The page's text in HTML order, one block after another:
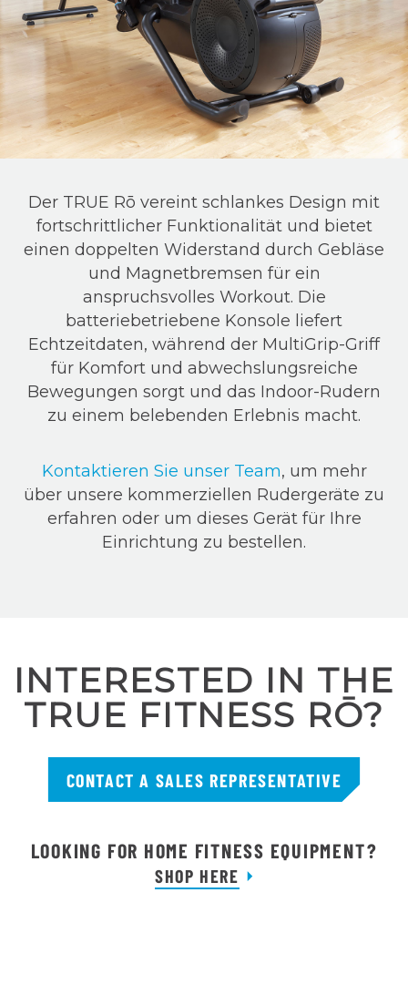
Der TRUE Rō vereint schlankes Design mit
fortschrittlicher Funktionalität und bietet
einen doppelten Widerstand durch Gebläse
und Magnetbremsen für ein
anspruchsvolles Workout. Die
batteriebetriebene Konsole liefert
Echtzeitdaten, während der MultiGrip-Griff
für Komfort und abwechslungsreiche
Bewegungen sorgt und das Indoor-Rudern
zu einem belebenden Erlebnis macht.
Kontaktieren Sie unser Team, um mehr
über unsere kommerziellen Rudergeräte zu
erfahren oder um dieses Gerät für Ihre
Einrichtung zu bestellen.
INTERESTED IN THE
TRUE FITNESS RŌ?
CONTACT A SALES REPRESENTATIVE
LOOKING FOR HOME FITNESS EQUIPMENT?
SHOP HERE